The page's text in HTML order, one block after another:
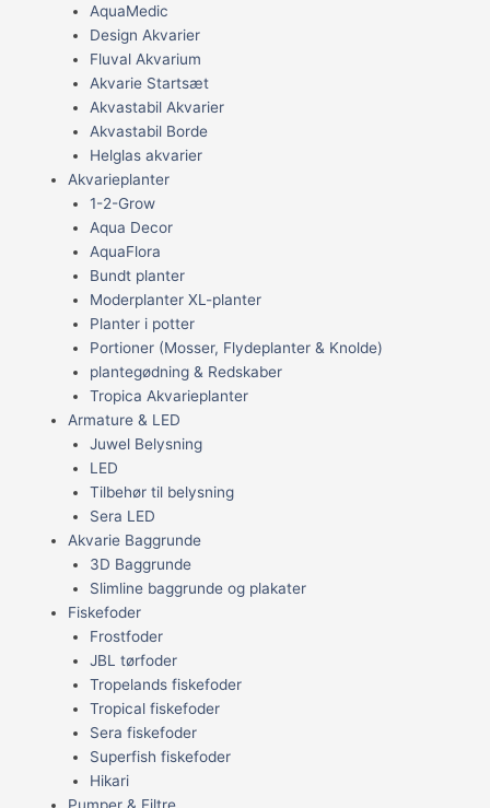
AquaMedic
Design Akvarier
Fluval Akvarium
Akvarie Startsæt
Akvastabil Akvarier
Akvastabil Borde
Helglas akvarier
Akvarieplanter
1-2-Grow
Aqua Decor
AquaFlora
Bundt planter
Moderplanter XL-planter
Planter i potter
Portioner (Mosser, Flydeplanter & Knolde)
plantegødning & Redskaber
Tropica Akvarieplanter
Armature & LED
Juwel Belysning
LED
Tilbehør til belysning
Sera LED
Akvarie Baggrunde
3D Baggrunde
Slimline baggrunde og plakater
Fiskefoder
Frostfoder
JBL tørfoder
Tropelands fiskefoder
Tropical fiskefoder
Sera fiskefoder
Superfish fiskefoder
Hikari
Pumper & Filtre